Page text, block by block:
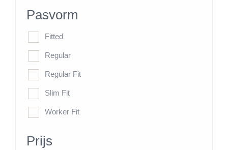
Pasvorm
Fitted
Regular
Regular Fit
Slim Fit
Worker Fit
Prijs